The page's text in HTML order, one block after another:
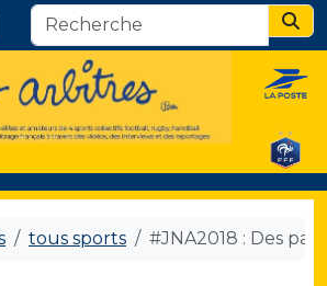
tous sports #JNA2018 : Des